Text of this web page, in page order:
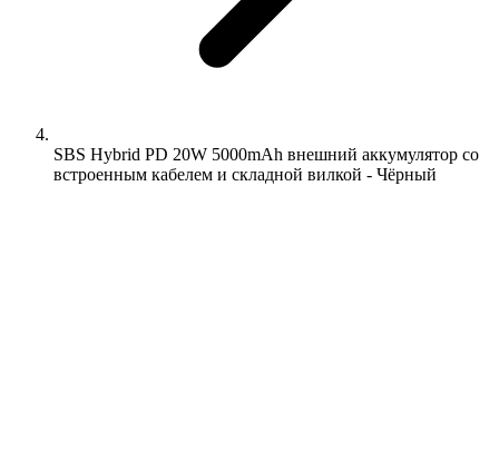
SBS Hybrid PD 20W 5000mAh внешний аккумулятор со
встроенным кабелем и складной вилкой - Чёрный